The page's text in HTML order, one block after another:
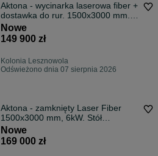
Aktona - wycinarka laserowa fiber +
dostawka do rur. 1500x3000 mm.
Dostępny od ręki!
Nowe
149 900 zł
Kolonia Lesznowola
Odświeżono dnia 07 sierpnia 2026
Aktona - zamknięty Laser Fiber
1500x3000 mm, 6kW. Stół
wymienny. Nowa. Dostępne od ręki!
Nowe
169 000 zł